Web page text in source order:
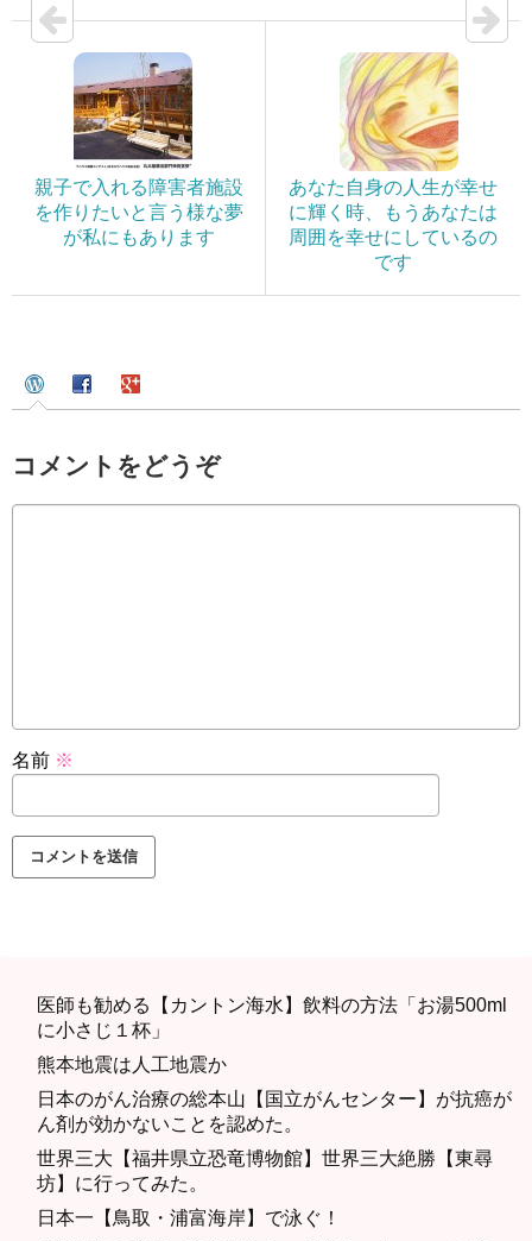
親子で入れる障害者施設
を作りたいと言う様な夢
が私にもあります
あなた自身の人生が幸せ
に輝く時、もうあなたは
周囲を幸せにしているの
です
コメントをどうぞ
名前 ※
医師も勧める【カントン海水】飲料の方法「お湯500ml
に小さじ１杯」
熊本地震は人工地震か
日本のがん治療の総本山【国立がんセンター】が抗癌が
ん剤が効かないことを認めた。
世界三大【福井県立恐竜博物館】世界三大絶勝【東尋
坊】に行ってみた。
日本一【鳥取・浦富海岸】で泳ぐ！